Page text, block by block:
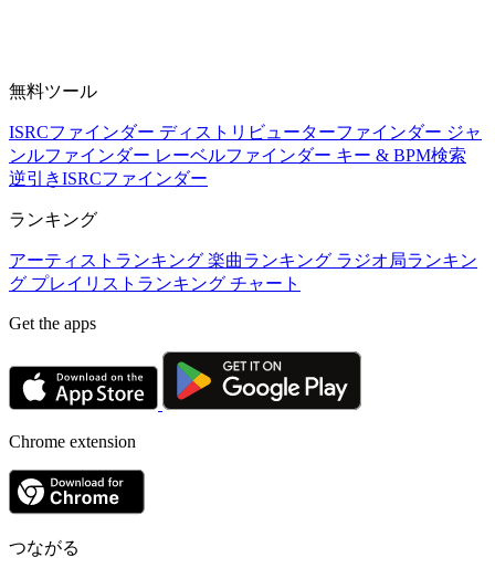
無料ツール
ISRCファインダー ディストリビューターファインダー ジャ
ンルファインダー レーベルファインダー キー & BPM検索
逆引きISRCファインダー
ランキング
アーティストランキング 楽曲ランキング ラジオ局ランキン
グ プレイリストランキング チャート
Get the apps
Chrome extension
つながる